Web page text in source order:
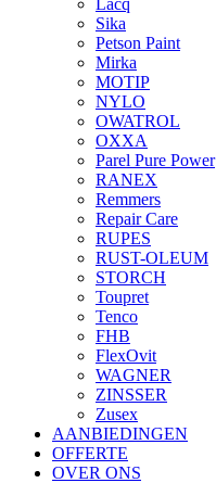
Lacq
Sika
Petson Paint
Mirka
MOTIP
NYLO
OWATROL
OXXA
Parel Pure Power
RANEX
Remmers
Repair Care
RUPES
RUST-OLEUM
STORCH
Toupret
Tenco
FHB
FlexOvit
WAGNER
ZINSSER
Zusex
AANBIEDINGEN
OFFERTE
OVER ONS